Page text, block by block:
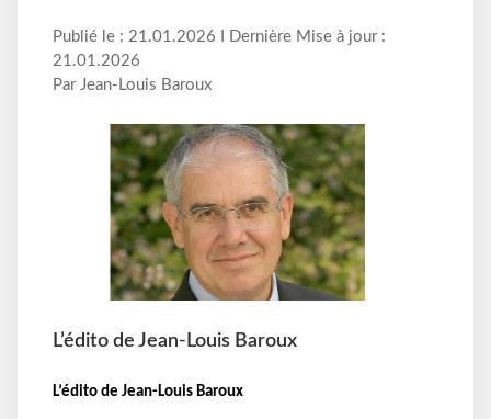
Publié le : 21.01.2026 I Dernière Mise à jour :
21.01.2026
Par Jean-Louis Baroux
L’édito de Jean-Louis Baroux
L’édito de Jean-Louis Baroux